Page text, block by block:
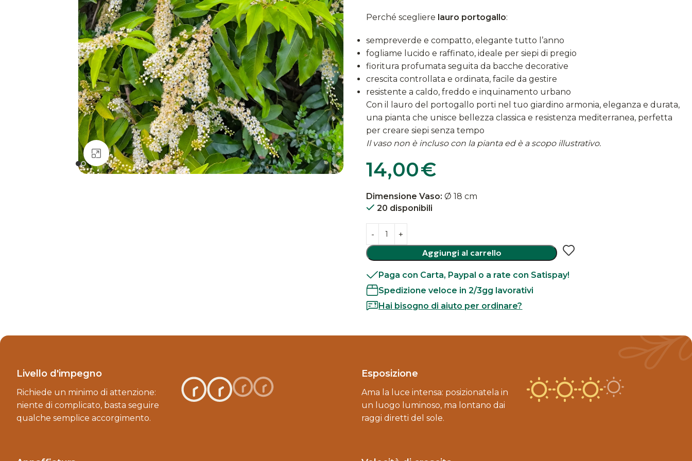
Clicca per ingrandire
Perché scegliere lauro portogallo:
sempreverde e compatto, elegante tutto l’anno
fogliame lucido e raffinato, ideale per siepi di pregio
fioritura profumata seguita da bacche decorative
crescita controllata e ordinata, facile da gestire
resistente a caldo, freddo e inquinamento urbano
Con il lauro del portogallo porti nel tuo giardino armonia, eleganza e durata,
una pianta che unisce bellezza classica e resistenza mediterranea, perfetta
per creare siepi senza tempo
Il vaso non è incluso con la pianta ed è a scopo illustrativo.
14,00€
Dimensione Vaso: Ø 18 cm
20 disponibili
Aggiungi al carrello
Paga con Carta, Paypal o a rate con Satispay!
Spedizione veloce in 2/3gg lavorativi
Hai bisogno di aiuto per ordinare?
Livello d'impegno
Richiede un minimo di attenzione:
niente di complicato, basta seguire
qualche semplice accorgimento.
Esposizione
Ama la luce intensa: posizionatela in
un luogo luminoso, ma lontano dai
raggi diretti del sole.